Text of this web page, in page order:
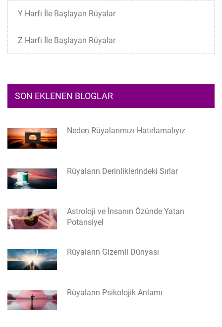
Y Harfi İle Başlayan Rüyalar
Z Harfi İle Başlayan Rüyalar
SON EKLENEN BLOGLAR
Neden Rüyalarımızı Hatırlamalıyız
Rüyaların Derinliklerindeki Sırlar
Astroloji ve İnsanın Özünde Yatan
Potansiyel
Rüyaların Gizemli Dünyası
Rüyaların Psikolojik Anlamı